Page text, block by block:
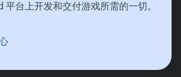
平台上开发和交付游戏所需的一切。